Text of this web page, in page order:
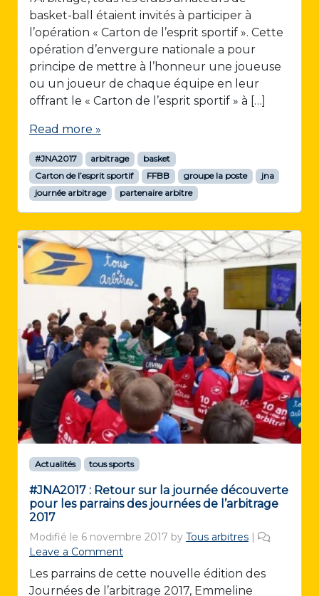
basket-ball étaient invités à participer à
l’opération « Carton de l’esprit sportif ». Cette
opération d’envergure nationale a pour
principe de mettre à l’honneur une joueuse
ou un joueur de chaque équipe en leur
offrant le « Carton de l’esprit sportif » à […]
Read more »
#JNA2017 arbitrage
basket
Carton de l’esprit sportif
FFBB groupe la poste
jna
journée arbitrage
partenaire arbitre
Actualités tous sports
#JNA2017 : Retour sur la journée découverte
pour les parrains des journées de l’arbitrage
2017
Modifié le 6 novembre 2017 by Tous arbitres |
Leave a Comment
Les parrains de cette nouvelle édition des
Journées de l’arbitrage 2017, Emmeline